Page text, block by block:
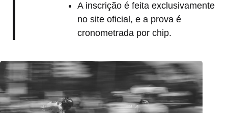
A inscrição é feita exclusivamente
no site oficial, e a prova é
cronometrada por chip.